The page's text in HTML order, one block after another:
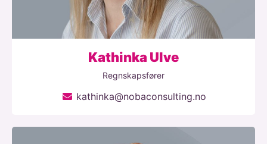
Kathinka Ulve
Regnskapsfører
kathinka@nobaconsulting.no